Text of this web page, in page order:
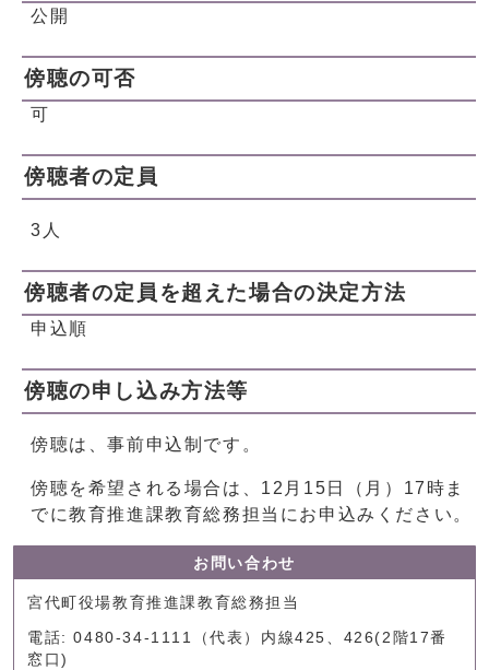
公開
傍聴の可否
可
傍聴者の定員
3人
傍聴者の定員を超えた場合の決定方法
申込順
傍聴の申し込み方法等
傍聴は、事前申込制です。
傍聴を希望される場合は、12月15日（月）17時ま
でに教育推進課教育総務担当にお申込みください。
お問い合わせ
宮代町役場教育推進課教育総務担当
電話: 0480-34-1111（代表）内線425、426(2階17番
窓口)